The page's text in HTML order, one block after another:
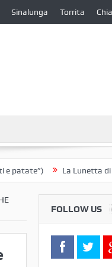
Sinalunga Torrita
La Lunetta di
FOLLOW US